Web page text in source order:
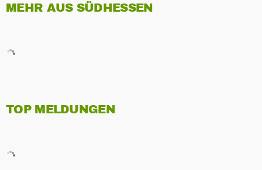
MEHR AUS SÜDHESSEN
TOP MELDUNGEN